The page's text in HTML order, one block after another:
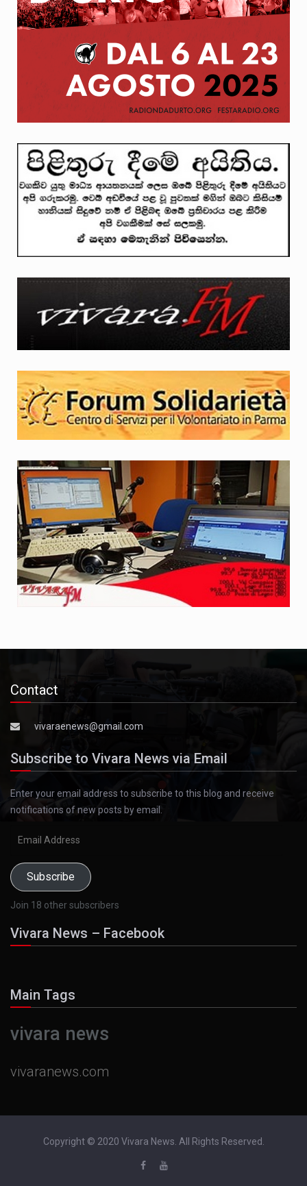
Contact
vivaraenews@gmail.com
Subscribe to Vivara News via Email
Enter your email address to subscribe to this blog and receive
notifications of new posts by email.
Subscribe
Join 18 other subscribers
Vivara News – Facebook
Main Tags
vivara news
vivaranews.com
Copyright © 2020 Vivara News. All Rights Reserved.